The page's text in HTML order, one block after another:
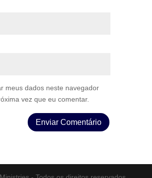
meus dados neste navegador
vez que eu comentar.